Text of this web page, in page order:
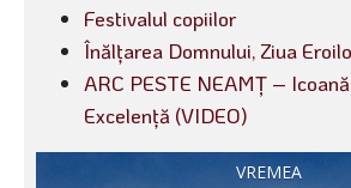
Festivalul copiilor
Înălțarea Domnului, Ziua
ARC PESTE NEAMȚ –
Excelență (VIDEO)
VREMEA